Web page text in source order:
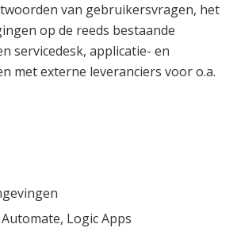
van gebruikersvragen, het
op de reeds bestaande
servicedesk, applicatie- en
met externe leveranciers voor o.a.
Logic Apps